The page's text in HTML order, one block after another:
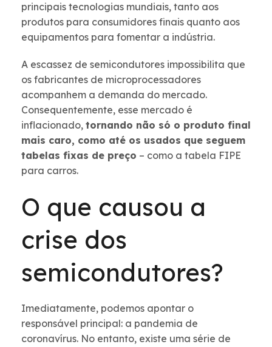
principais tecnologias mundiais, tanto aos
produtos para consumidores finais quanto aos
equipamentos para fomentar a indústria.
A escassez de semicondutores impossibilita que
os fabricantes de microprocessadores
acompanhem a demanda do mercado.
Consequentemente, esse mercado é
inflacionado, tornando não só o produto final
mais caro, como até os usados que seguem
tabelas fixas de preço – como a tabela FIPE
para carros.
O que causou a
crise dos
semicondutores?
Imediatamente, podemos apontar o
responsável principal: a pandemia de
coronavírus. No entanto, existe uma série de